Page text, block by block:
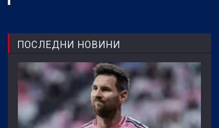
ПОСЛЕДНИ НОВИНИ